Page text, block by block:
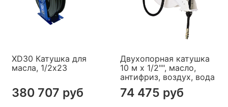
XD30 Катушка для
масла, 1/2x23
380 707 руб
Двухопорная катушка
10 м х 1/2"", масло,
антифриз, воздух, вода
74 475 руб